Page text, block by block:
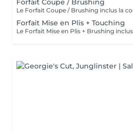
Forfait Coupe / Brushing
Forfait Mise en Plis + Touching